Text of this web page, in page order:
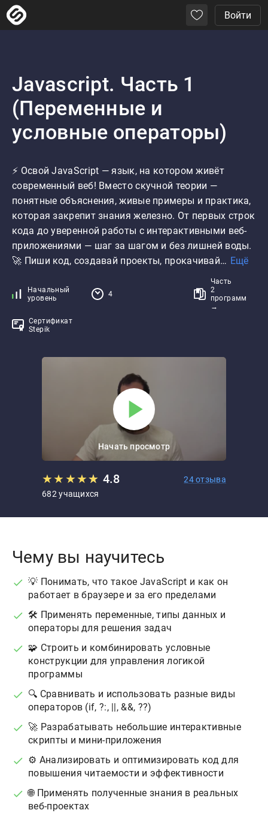
Войти
Javascript. Часть 1
(Переменные и
условные операторы)
⚡ Освой JavaScript — язык, на котором живёт
современный веб! Вместо скучной теории —
понятные объяснения, живые примеры и практика,
которая закрепит знания железно. От первых строк
кода до уверенной работы с интерактивными веб-
приложениями — шаг за шагом и без лишней воды.
🚀 Пиши код, создавай проекты, прокачивай… Ещё
Начальный
уровень
4
Часть
2
программ
→
Сертификат
Stepik
Начать просмотр
★★★★★
★ 4.8
24 отзыва
682 учащихся
Чему вы научитесь
💡 Понимать, что такое JavaScript и как он
работает в браузере и за его пределами
🛠 Применять переменные, типы данных и
операторы для решения задач
🧩 Строить и комбинировать условные
конструкции для управления логикой
программы
🔍 Сравнивать и использовать разные виды
операторов (if, ?:, ||, &&, ??)
🚀 Разрабатывать небольшие интерактивные
скрипты и мини-приложения
⚙️ Анализировать и оптимизировать код для
повышения читаемости и эффективности
🌐 Применять полученные знания в реальных
веб-проектах